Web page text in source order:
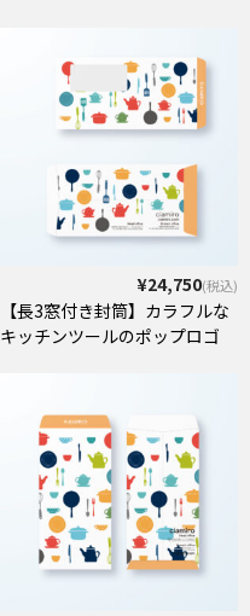
¥24,750(税込)
【長3窓付き封筒】カラフルな
キッチンツールのポップロゴ